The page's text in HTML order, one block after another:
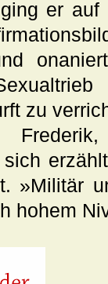
er
zu
»Militär
hohem